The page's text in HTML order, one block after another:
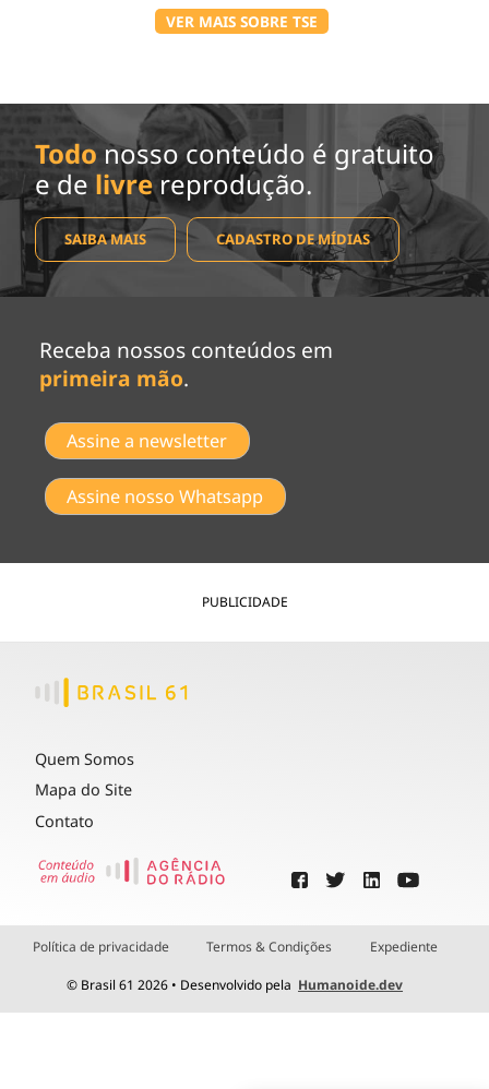
VER MAIS SOBRE TSE
Todo nosso conteúdo é gratuito
e de livrereprodução.
SAIBA MAIS CADASTRO DE MÍDIAS
Receba nossos conteúdos em
primeira mão.
Assine a newsletter
Assine nosso Whatsapp
PUBLICIDADE
Quem Somos
Mapa do Site
Contato
Política de privacidade Termos & Condições Expediente
© Brasil 61 2026 • Desenvolvido pela Humanoide.dev